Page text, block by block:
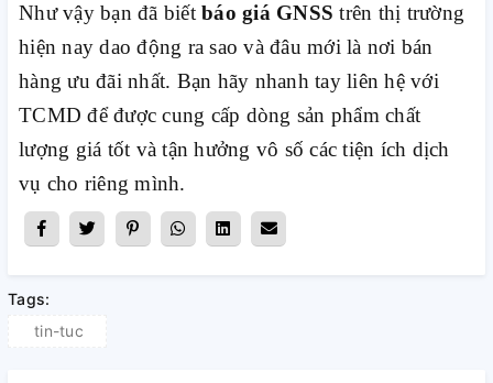
Như vậy bạn đã biết báo giá GNSS trên thị trường
hiện nay dao động ra sao và đâu mới là nơi bán
hàng ưu đãi nhất. Bạn hãy nhanh tay liên hệ với
TCMD để được cung cấp dòng sản phẩm chất
lượng giá tốt và tận hưởng vô số các tiện ích dịch
vụ cho riêng mình.
Tags:
tin-tuc